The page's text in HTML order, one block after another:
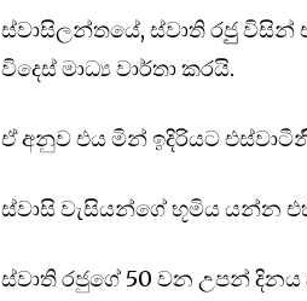
ස්වාසිලන්තයේ, ස්වාති රජුු විසින්
විදෙස් මාධ්‍ය වාර්තා කරයි.
ඒ අනුව එය මින් ඉදිරියට
ස්වාසි වැසියන්ගේ භූමිය යන්න
ස්වාති රජුගේ 50 වන උපන්